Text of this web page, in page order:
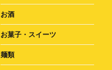
お酒
お菓子・スイーツ
麺類